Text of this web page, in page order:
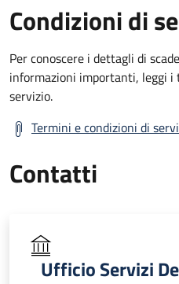
Condizioni di
Per conoscere i dettagli di
informazioni importanti, leggi i
servizio.
Termini e condizioni di
Contatti
Ufficio Servizi